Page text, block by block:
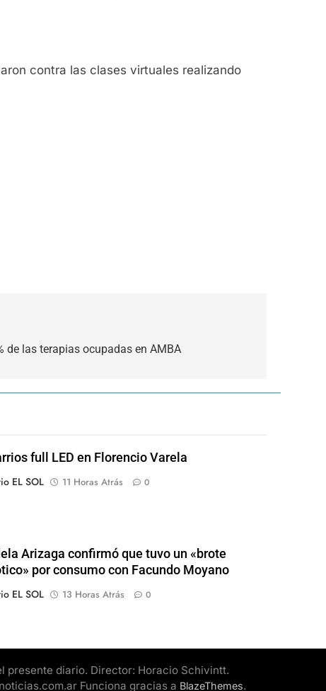
contra las clases virtuales realizando
de las terapias ocupadas en AMBA
full LED en Florencio Varela
EL SOL
11 Horas Atrás 0
Arizaga confirmó que tuvo un «brote
por consumo con Facundo Moyano
EL SOL
13 Horas Atrás 0
presente diario. Director: Horacio Schivintt.
Funciona gracias a BlazeThemes.